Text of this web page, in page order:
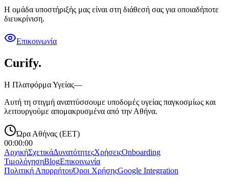
Η ομάδα υποστήριξής μας είναι στη διάθεσή σας για οποιαδήποτε
διευκρίνιση.
Επικοινωνία
Curify.
Η Πλατφόρμα Υγείας—
Αυτή τη στιγμή αναπτύσσουμε υποδομές υγείας παγκοσμίως και
λειτουργούμε απομακρυσμένα από την Αθήνα.
Ώρα Αθήνας (EET)
00:00:00
ΑρχικήΣχετικάΔυνατότητεςΧρήσειςOnboarding
ΤιμολόγησηBlogΕπικοινωνία
Πολιτική ΑπορρήτουΌροι ΧρήσηςGoogle Integration